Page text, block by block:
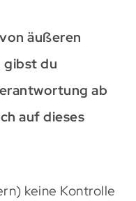
äußeren
gibst du
ab
auf dieses
keine Kontrolle